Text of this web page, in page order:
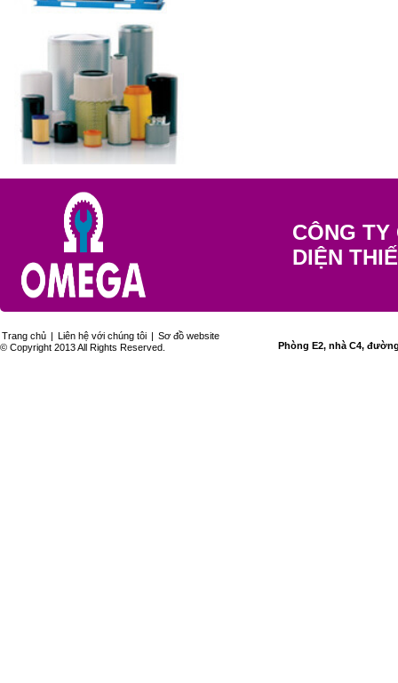
CÔNG
DIỆN
Trang chủ | Liên hệ với chúng tôi | Sơ đồ website
© Copyright 2013 All Rights Reserved.
Phòng E2, nhà C4,